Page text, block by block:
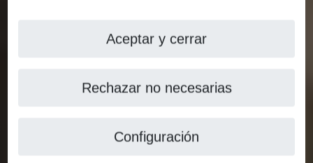
Aceptar y cerrar
Rechazar no necesarias
Configuración